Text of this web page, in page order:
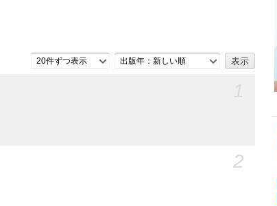
20件ずつ表示 出版年：新しい順
2